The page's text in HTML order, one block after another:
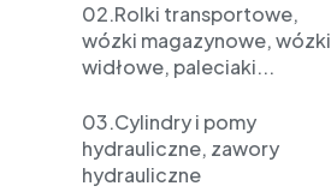
02.Rolki transportowe,
wózki magazynowe, wózki
widłowe, paleciaki...
03.Cylindry i pomy
hydrauliczne, zawory
hydrauliczne